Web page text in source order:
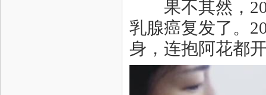
果不其然，
乳腺癌复发了。
身，连抱阿花都